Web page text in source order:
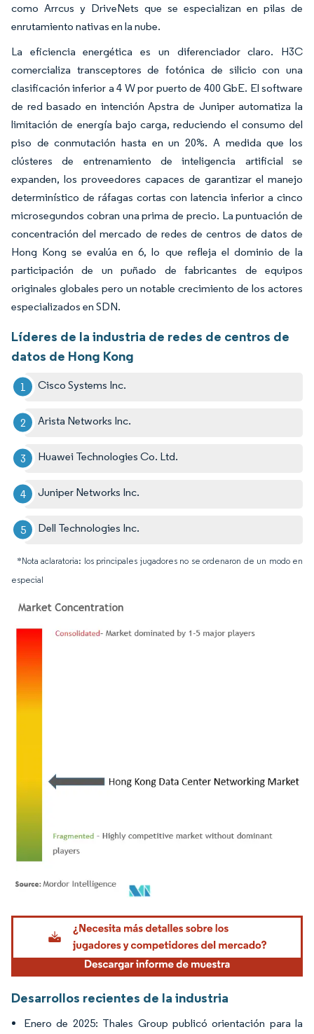
como Arrcus y DriveNets que se especializan en pilas de
enrutamiento nativas en la nube.
La eficiencia energética es un diferenciador claro. H3C
comercializa transceptores de fotónica de silicio con una
clasificación inferior a 4 W por puerto de 400 GbE. El software
de red basado en intención Apstra de Juniper automatiza la
limitación de energía bajo carga, reduciendo el consumo del
piso de conmutación hasta en un 20%. A medida que los
clústeres de entrenamiento de inteligencia artificial se
expanden, los proveedores capaces de garantizar el manejo
determinístico de ráfagas cortas con latencia inferior a cinco
microsegundos cobran una prima de precio. La puntuación de
concentración del mercado de redes de centros de datos de
Hong Kong se evalúa en 6, lo que refleja el dominio de la
participación de un puñado de fabricantes de equipos
originales globales pero un notable crecimiento de los actores
especializados en SDN.
Líderes de la industria de redes de centros de
datos de Hong Kong
Cisco Systems Inc.
Arista Networks Inc.
Huawei Technologies Co. Ltd.
Juniper Networks Inc.
Dell Technologies Inc.
*Nota aclaratoria: los principales jugadores no se ordenaron de un modo en
especial
Imagen © Mordor Intelligence. El uso requiere atribución según CC BY 4.0.
Desarrollos recientes de la industria
Enero de 2025: Thales Group publicó orientación para la